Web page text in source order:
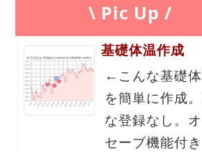
\ Pic Up /
基礎体温作成
←こんな基礎
を簡単に作成
な登録なし。
セーブ機能付き